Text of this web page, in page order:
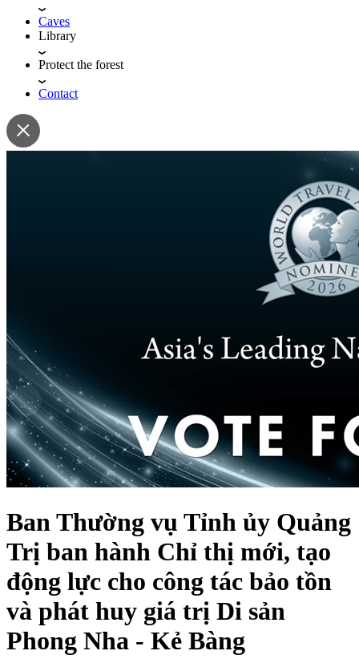
Caves
Library
Protect the forest
Contact
Ban Thường vụ Tỉnh ủy Quảng
Trị ban hành Chỉ thị mới, tạo
động lực cho công tác bảo tồn
và phát huy giá trị Di sản
Phong Nha - Kẻ Bàng